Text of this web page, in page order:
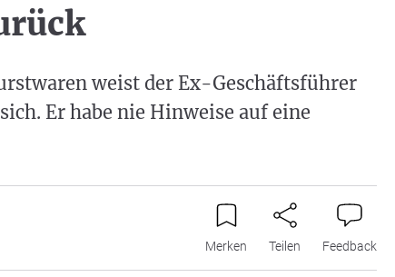
weist der Ex-Geschäftsführer
Er habe nie Hinweise auf eine
Merken Teilen Feedback